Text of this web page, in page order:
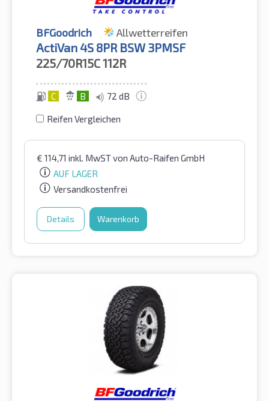
BFGoodrich Allwetterreifen
ActiVan 4S 8PR BSW 3PMSF
225/70R15C112R
C B 72 dB
Reifen Vergleichen
€ 114,71 inkl. MwSTvon Auto-Raifen GmbH
AUF LAGER
Versandkostenfrei
Details Warenkorb